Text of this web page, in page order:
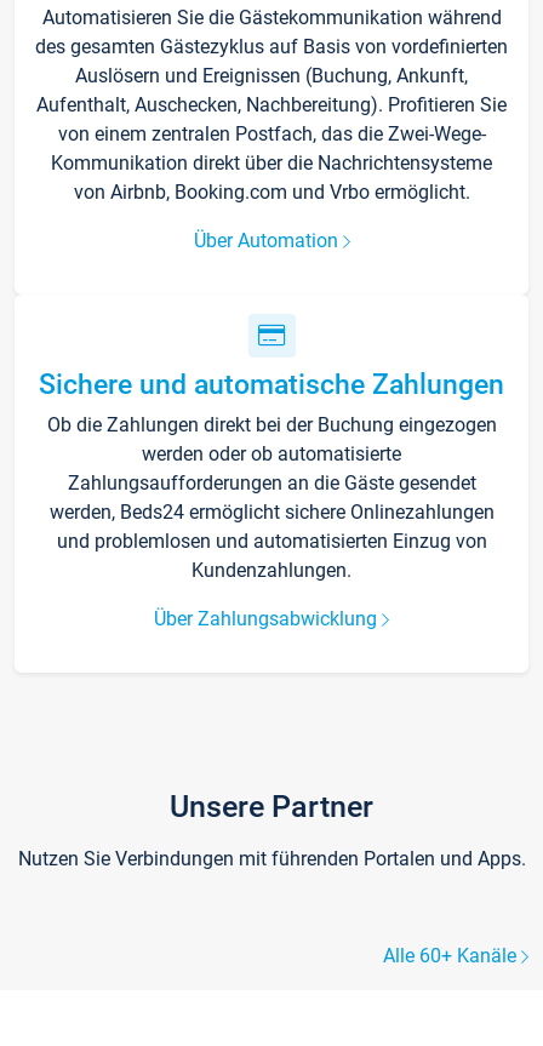
Automatisieren Sie die Gästekommunikation während
des gesamten Gästezyklus auf Basis von vordefinierten
Auslösern und Ereignissen (Buchung, Ankunft,
Aufenthalt, Auschecken, Nachbereitung). Profitieren Sie
von einem zentralen Postfach, das die Zwei-Wege-
Kommunikation direkt über die Nachrichtensysteme
von Airbnb, Booking.com und Vrbo ermöglicht.
Über Automation
Sichere und automatische Zahlungen
Ob die Zahlungen direkt bei der Buchung eingezogen
werden oder ob automatisierte
Zahlungsaufforderungen an die Gäste gesendet
werden, Beds24 ermöglicht sichere Onlinezahlungen
und problemlosen und automatisierten Einzug von
Kundenzahlungen.
Über Zahlungsabwicklung
Unsere Partner
Nutzen Sie Verbindungen mit führenden Portalen und Apps.
Alle 60+ Kanäle